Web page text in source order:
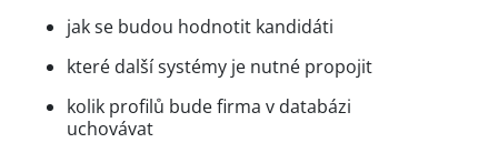
jak se budou hodnotit kandidáti
které další systémy je nutné propojit
kolik profilů bude firma v databázi
uchovávat